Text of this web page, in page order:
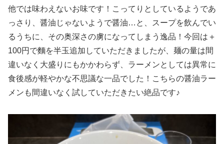
他では味わえないお味です！こってりとしているようであ
っさり、醤油じゃないようで醤油…と、スープを飲んでい
るうちに、その奥深さの虜になってしまう逸品！今回は＋
100円で麵を半玉追加していただきましたが、麺の量は間
違いなく大盛りにもかかわらず、ラーメンとしては異常に
食後感が軽やかな不思議な一品でした！こちらの醤油ラー
メンも間違いなく試していただきたい絶品です♪